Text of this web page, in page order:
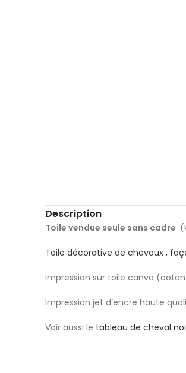
Description
Toile vendue seule sans cadre
Toile décorative de chevaux ,
Impression sur toile canva
Impression jet d’encre haute
Voir aussi le tableau de cheval